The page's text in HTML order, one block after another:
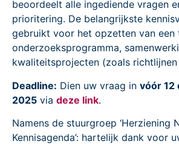
beoordeelt alle ingediende vragen
prioritering. De belangrijkste
gebruikt voor het opzetten van een
onderzoeksprogramma,
kwaliteitsprojecten (zoals
Deadline: Dien uw vraag in vóór 12
2025 via deze link.
Namens de stuurgroep ‘Herziening
Kennisagenda’: hartelijk dank voor